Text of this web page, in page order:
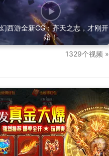
西游全新CG：齐天之志，才刚开
始！
1329个视频 »